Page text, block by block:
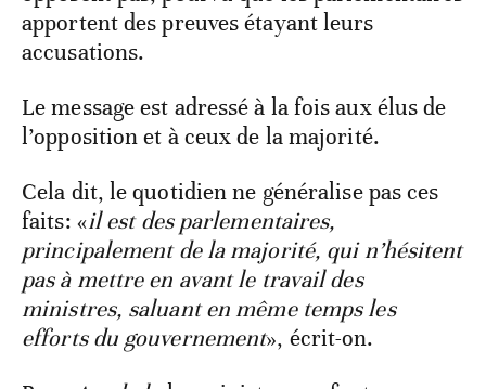
apportent des preuves étayant leurs
accusations.
Le message est adressé à la fois aux élus de
l’opposition et à ceux de la majorité.
Cela dit, le quotidien ne généralise pas ces
faits: «il est des parlementaires,
principalement de la majorité, qui n’hésitent
pas à mettre en avant le travail des
ministres, saluant en même temps les
efforts du gouvernement», écrit-on.